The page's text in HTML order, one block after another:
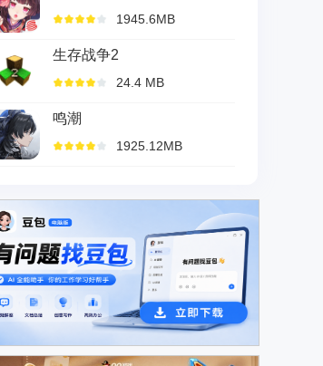
1945.6MB
生存战争2
24.4 MB
鸣潮
1925.12MB